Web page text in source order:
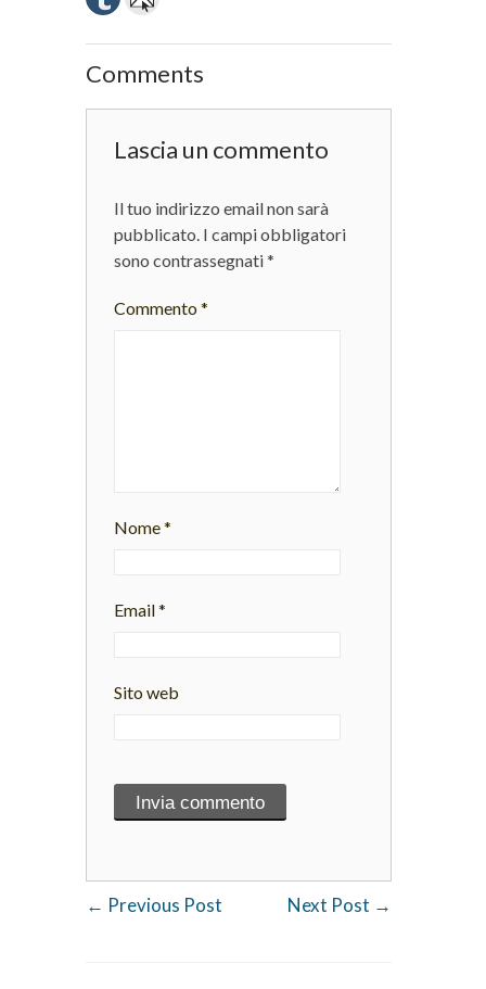
Comments
Lascia un commento
Il tuo indirizzo email non sarà
pubblicato. I campi obbligatori
sono contrassegnati*
Commento*
Nome*
Email*
Sito web
← Previous Post Next Post →